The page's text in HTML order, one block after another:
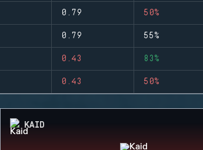
0.79 50%
0.79 55%
0.43 83%
0.43 50%
KAID